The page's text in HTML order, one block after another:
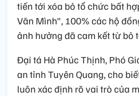
tiến tới xóa bỏ tổ chức bất
Văn Mình", 100% các hộ
ảnh hưởng đã cam kết từ bỏ
Đại tá Hà Phúc Thịnh, Phó
an tỉnh Tuyên Quang, cho
luôn xác định rõ vai trò của